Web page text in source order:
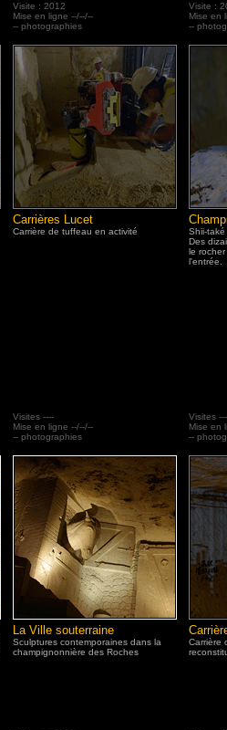
La Ville souterraine
Sculptures contemporaines dans la
champignonnière des Roches
Carrière
Visites
Mise en
--
Visites ----
Mise en ligne --/--/--
-- photographies
Carrières Lucet
Carrière de tuffeau en activité
Shii-
Des
le
l'entrée.
Visite :
Mise en
--
Visite : 2012
Mise en ligne --/--/--
-- photographies